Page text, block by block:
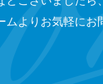
ムよりお気軽にお